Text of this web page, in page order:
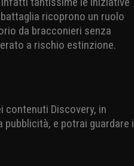
ricoprono un ruolo
da bracconieri senza
a rischio estinzione.
contenuti Discovery, in
pubblicità, e potrai guardare i